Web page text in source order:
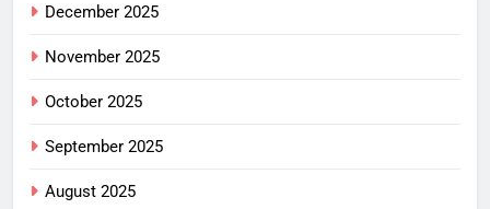
December 2025
November 2025
October 2025
September 2025
August 2025